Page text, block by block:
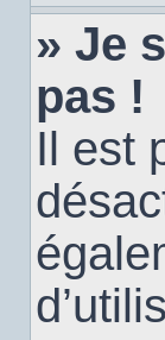
» Je
pas !
Il est